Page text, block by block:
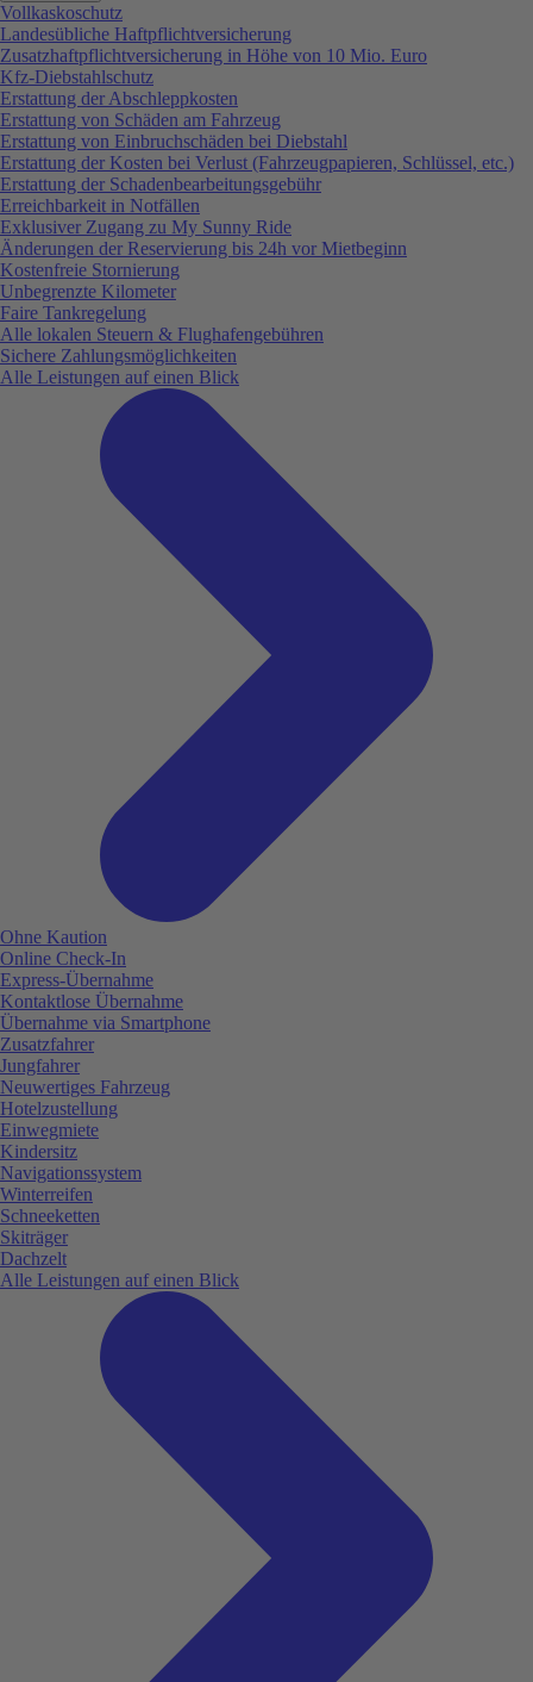
Vollkaskoschutz
Landesübliche Haftpflichtversicherung
Zusatzhaftpflichtversicherung in Höhe von 10 Mio. Euro
Kfz-Diebstahlschutz
Erstattung der Abschleppkosten
Erstattung von Schäden am Fahrzeug
Erstattung von Einbruchschäden bei Diebstahl
Erstattung der Kosten bei Verlust (Fahrzeugpapieren, Schlüssel, etc.)
Erstattung der Schadenbearbeitungsgebühr
Erreichbarkeit in Notfällen
Exklusiver Zugang zu My Sunny Ride
Änderungen der Reservierung bis 24h vor Mietbeginn
Kostenfreie Stornierung
Unbegrenzte Kilometer
Faire Tankregelung
Alle lokalen Steuern & Flughafengebühren
Sichere Zahlungsmöglichkeiten
Alle Leistungen auf einen Blick
Ohne Kaution
Online Check-In
Express-Übernahme
Kontaktlose Übernahme
Übernahme via Smartphone
Zusatzfahrer
Jungfahrer
Neuwertiges Fahrzeug
Hotelzustellung
Einwegmiete
Kindersitz
Navigationssystem
Winterreifen
Schneeketten
Skiträger
Dachzelt
Alle Leistungen auf einen Blick